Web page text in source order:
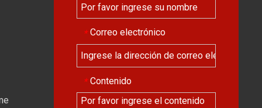
* Correo electrónico
* Contenido